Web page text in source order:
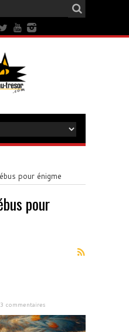
pour énigme
pour
commentaires